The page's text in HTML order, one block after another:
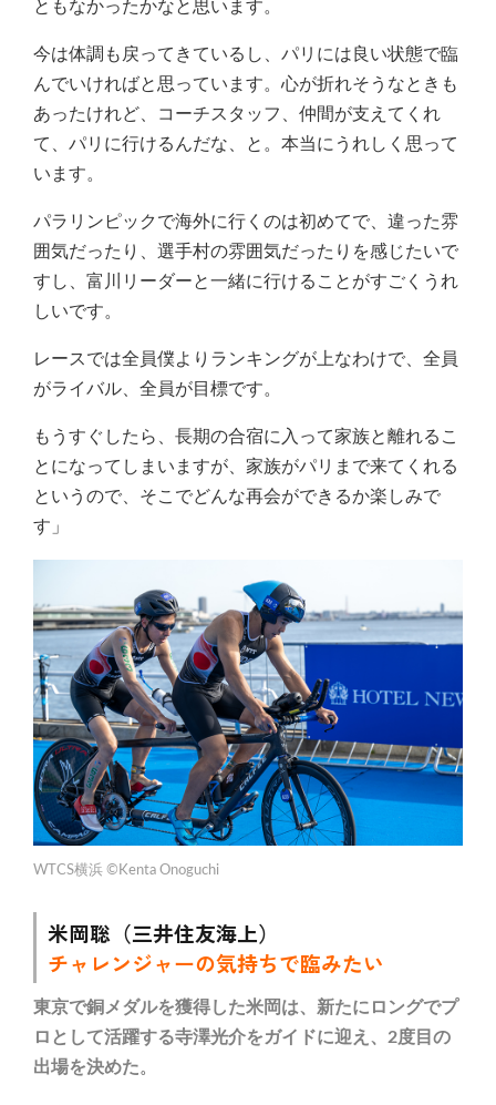
ともなかったかなと思います。
今は体調も戻ってきているし、パリには良い状態で臨
んでいければと思っています。心が折れそうなときも
あったけれど、コーチスタッフ、仲間が支えてくれ
て、パリに行けるんだな、と。本当にうれしく思って
います。
パラリンピックで海外に行くのは初めてで、違った雰
囲気だったり、選手村の雰囲気だったりを感じたいで
すし、富川リーダーと一緒に行けることがすごくうれ
しいです。
レースでは全員僕よりランキングが上なわけで、全員
がライバル、全員が目標です。
もうすぐしたら、長期の合宿に入って家族と離れるこ
とになってしまいますが、家族がパリまで来てくれる
というので、そこでどんな再会ができるか楽しみで
す」
WTCS横浜 ©Kenta Onoguchi
米岡聡（三井住友海上）
チャレンジャーの気持ちで臨みたい
東京で銅メダルを獲得した米岡は、新たにロングでプ
ロとして活躍する寺澤光介をガイドに迎え、2度目の
出場を決めた。